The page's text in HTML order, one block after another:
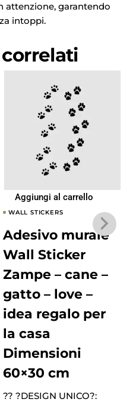
attenzione, garantendo
intoppi.
Aggiungi al carrello
WALL STICKERS
Adesivo murale
Wall Sticker
Zampe – cane –
gatto – love –
idea regalo per
la casa
Dimensioni
60×30 cm
?? ?DESIGN UNICO?: